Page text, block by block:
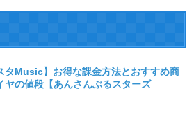
タMusic】お得な課金方法とおすすめ商
ヤの値段【あんさんぶるスターズ